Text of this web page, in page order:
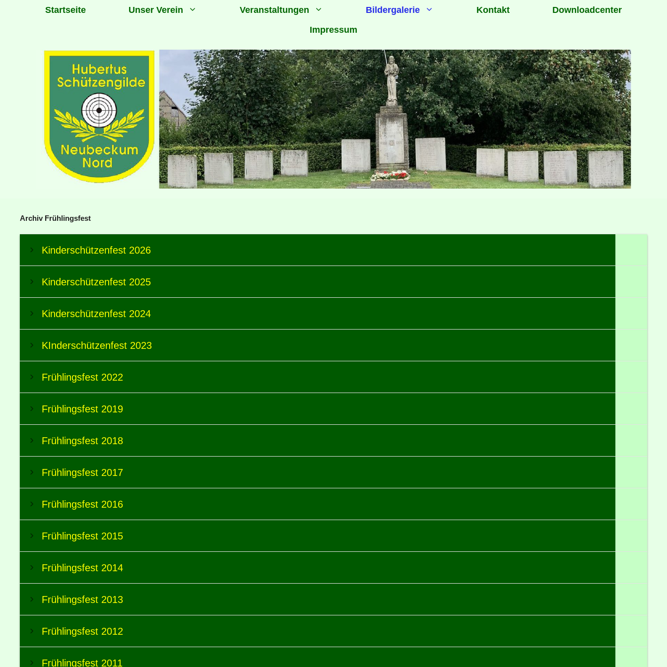
Startseite Unser Verein Veranstaltungen Bildergalerie Kontakt
Downloadcenter
Impressum
Archiv Frühlingsfest
Kinderschützenfest 2026
Kinderschützenfest 2025
Kinderschützenfest 2024
KInderschützenfest 2023
Frühlingsfest 2022
Frühlingsfest 2019
Frühlingsfest 2018
Frühlingsfest 2017
Frühlingsfest 2016
Frühlingsfest 2015
Frühlingsfest 2014
Frühlingsfest 2013
Frühlingsfest 2012
Frühlingsfest 2011